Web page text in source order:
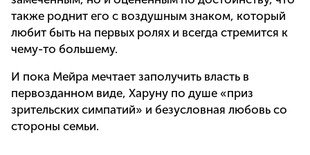
также роднит его с воздушным знаком, который
любит быть на первых ролях и всегда стремится к
чему-то большему.
И пока Мейра мечтает заполучить власть в
первозданном виде, Харуну по душе «приз
зрительских симпатий» и безусловная любовь со
стороны семьи.